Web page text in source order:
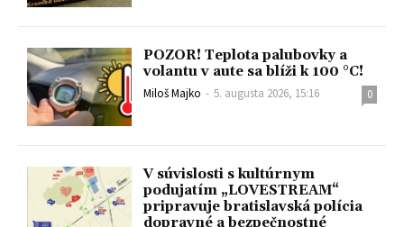
POZOR! Teplota palubovky a
volantu v aute sa blíži k 100 °C!
Miloš Majko - 5. augusta 2026, 15:16 0
V súvislosti s kultúrnym
podujatím „LOVESTREAM“
pripravuje bratislavská polícia
dopravné a bezpečnostné